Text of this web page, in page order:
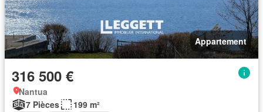
Appartement
316 500 €
Nantua
7 Pièces
199 m²